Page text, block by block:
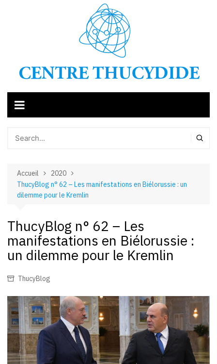
Accueil
2020
ThucyBlog n° 62 – Les manifestations en Biélorussie : un
dilemme pour le Kremlin
ThucyBlog n° 62 – Les
manifestations en Biélorussie :
un dilemme pour le Kremlin
ThucyBlog